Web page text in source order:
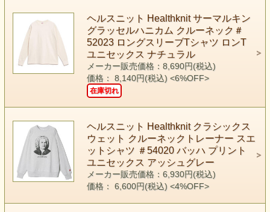
ヘルスニット Healthknit サーマルキン
グラッセルハニカム クルーネック＃
52023 ロングスリーブTシャツ ロンT
ユニセックス ナチュラル
メーカー販売価格：8,690円(税込)
価格： 8,140円(税込) <6%OFF>
在庫切れ
ヘルスニット Healthknit クラシックス
ウェット クルーネックトレーナー スエ
ットシャツ ＃54020 バッハ プリント
ユニセックス アッシュグレー
メーカー販売価格：6,930円(税込)
価格： 6,600円(税込) <4%OFF>